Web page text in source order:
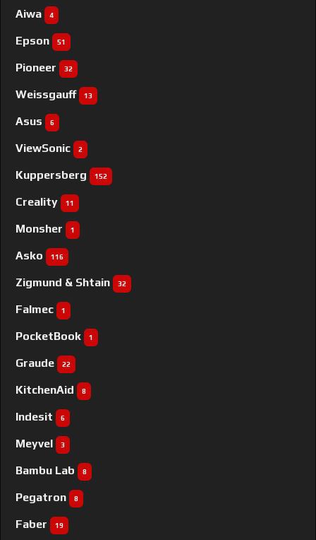
Aiwa 4
Epson 51
Pioneer 32
Weissgauff 13
Asus 6
ViewSonic 2
Kuppersberg 152
Creality 11
Monsher 1
Asko 116
Zigmund & Shtain 32
Falmec 1
PocketBook 1
Graude 22
KitchenAid 8
Indesit 6
Meyvel 3
Bambu Lab 8
Pegatron 8
Faber 19